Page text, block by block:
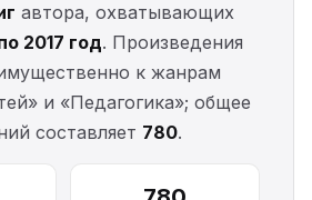
автора, охватывающих
2017 год. Произведения
к жанрам
и «Педагогика»; общее
составляет 780.